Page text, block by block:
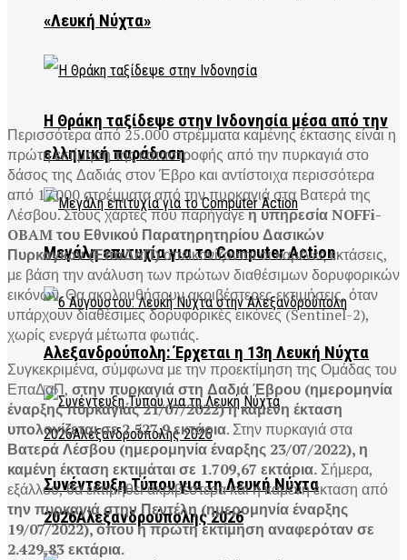
«Λευκή Νύχτα»
Η Θράκη ταξίδεψε στην Ινδονησία μέσα από την
ελληνική παράδοση
Μεγάλη επιτυχία για το Computer Action
Αλεξανδρούπολη: Έρχεται η 13η Λευκή Νύχτα
Συνέντευξη Τύπου για τη Λευκή Νύχτα
2026Αλεξανδρούπολης 2026
Περισσότερα από 25.000 στρέμματα καμένης έκτασης είναι η
πρώτη εκτίμηση της καταστροφής από την πυρκαγιά στο
δάσος της Δαδιάς στον Έβρο και αντίστοιχα περισσότερα
από 17.000 στρέμματα από την πυρκαγιά στα Βατερά της
Λέσβου. Στους χάρτες που παρήγαγεη υπηρεσία NOFFi-
OBAM του Εθνικού Παρατηρητηρίου Δασικών
Πυρκαγιών (ΕπαΔαΠ)απεικονίζονται οι καμένες εκτάσεις,
με βάση την ανάλυση των πρώτων διαθέσιμων δορυφορικών
εικόνων. Θα ακολουθήσουν ακριβέστερες εκτιμήσεις, όταν
υπάρχουν διαθέσιμες δορυφορικές εικόνες (Sentinel-2),
χωρίς ενεργά μέτωπα φωτιάς.
Συγκεκριμένα, σύμφωνα με την προεκτίμηση της Ομάδας του
ΕπαΔαΠ, στην πυρκαγιά στη Δαδιά Έβρου (ημερομηνία
έναρξης πυρκαγιάς 21/07/2022) η καμένη έκταση
υπολογίζεται σε 2.527,9 εκτάρια. Στην πυρκαγιά στα
Βατερά Λέσβου (ημερομηνία έναρξης 23/07/2022), η
καμένη έκταση εκτιμάται σε 1.709,67 εκτάρια. Σήμερα,
εξάλλου, θα εκτιμηθεί ακριβέστερα και η καμένη έκταση από
την πυρκαγιά στην Πεντέλη (ημερομηνία έναρξης
19/07/2022), όπου η πρώτη εκτίμηση αναφερόταν σε
2.429,83 εκτάρια.